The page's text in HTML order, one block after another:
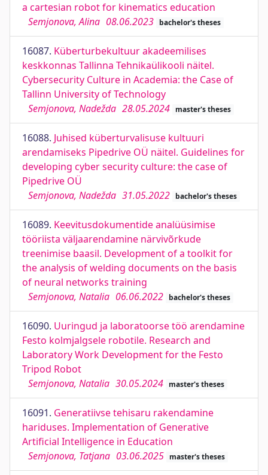
a cartesian robot for kinematics education
Semjonova, Alina 08.06.2023 bachelor's theses
16087. Küberturbekultuur akadeemilises
keskkonnas Tallinna Tehnikaülikooli näitel.
Cybersecurity Culture in Academia: the Case of
Tallinn University of Technology
Semjonova, Nadežda 28.05.2024 master's theses
16088. Juhised küberturvalisuse kultuuri
arendamiseks Pipedrive OÜ näitel. Guidelines for
developing cyber security culture: the case of
Pipedrive OÜ
Semjonova, Nadežda 31.05.2022 bachelor's theses
16089. Keevitusdokumentide analüüsimise
tööriista väljaarendamine närvivõrkude
treenimise baasil. Development of a toolkit for
the analysis of welding documents on the basis
of neural networks training
Semjonova, Natalia 06.06.2022 bachelor's theses
16090. Uuringud ja laboratoorse töö arendamine
Festo kolmjalgsele robotile. Research and
Laboratory Work Development for the Festo
Tripod Robot
Semjonova, Natalia 30.05.2024 master's theses
16091. Generatiivse tehisaru rakendamine
hariduses. Implementation of Generative
Artificial Intelligence in Education
Semjonova, Tatjana 03.06.2025 master's theses